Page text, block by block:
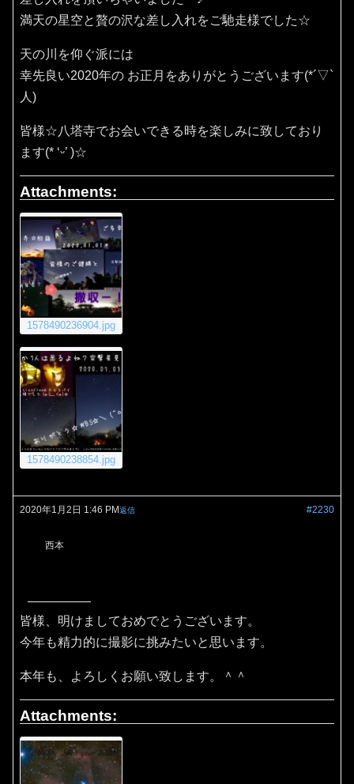
満天の星空と贅の沢な差し入れをご馳走様でした☆
天の川を仰ぐ派には
幸先良い2020年の お正月をありがとうございます(*´▽`
人)
皆様☆八塔寺でお会いできる時を楽しみに致しており
ます(* ‘ᵕ’ )☆
Attachments:
1578490236904.jpg
1578490238854.jpg
2020年1月2日 1:46 PM #2230
返信
西本
皆様、明けましておめでとうございます。
今年も精力的に撮影に挑みたいと思います。
本年も、よろしくお願い致します。＾＾
Attachments: